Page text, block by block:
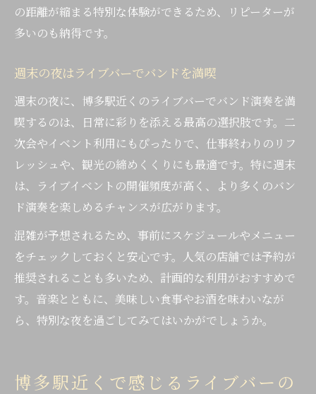
の距離が縮まる特別な体験ができるため、リピーターが
多いのも納得です。
週末の夜はライブバーでバンドを満喫
週末の夜に、博多駅近くのライブバーでバンド演奏を満
喫するのは、日常に彩りを添える最高の選択肢です。二
次会やイベント利用にもぴったりで、仕事終わりのリフ
レッシュや、観光の締めくくりにも最適です。特に週末
は、ライブイベントの開催頻度が高く、より多くのバン
ド演奏を楽しめるチャンスが広がります。
混雑が予想されるため、事前にスケジュールやメニュー
をチェックしておくと安心です。人気の店舗では予約が
推奨されることも多いため、計画的な利用がおすすめで
す。音楽とともに、美味しい食事やお酒を味わいなが
ら、特別な夜を過ごしてみてはいかがでしょうか。
博多駅近くで感じるライブバーの